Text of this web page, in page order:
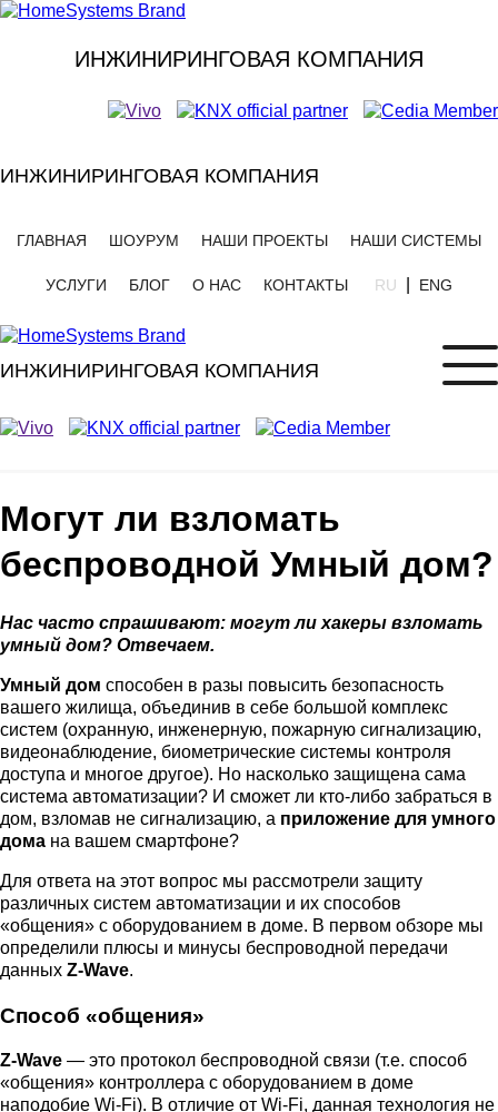
ИНЖИНИРИНГОВАЯ КОМПАНИЯ
ИНЖИНИРИНГОВАЯ КОМПАНИЯ
ГЛАВНАЯ ШОУРУМ НАШИ ПРОЕКТЫ НАШИ СИСТЕМЫ
УСЛУГИ БЛОГ О НАС КОНТАКТЫ RU ENG
ИНЖИНИРИНГОВАЯ КОМПАНИЯ
Могут ли взломать
беспроводной Умный дом?
Нас часто спрашивают: могут ли хакеры взломать
умный дом? Отвечаем.
Умный дом способен в разы повысить безопасность
вашего жилища, объединив в себе большой комплекс
систем (охранную, инженерную, пожарную сигнализацию,
видеонаблюдение, биометрические системы контроля
доступа и многое другое). Но насколько защищена сама
система автоматизации? И сможет ли кто-либо забраться в
дом, взломав не сигнализацию, а приложение для умного
дома на вашем смартфоне?
Для ответа на этот вопрос мы рассмотрели защиту
различных систем автоматизации и их способов
«общения» с оборудованием в доме. В первом обзоре мы
определили плюсы и минусы беспроводной передачи
данных Z-Wave.
Способ «общения»
Z-Wave — это протокол беспроводной связи (т.е. способ
«общения» контроллера с оборудованием в доме
наподобие Wi-Fi). В отличие от Wi-Fi, данная технология не